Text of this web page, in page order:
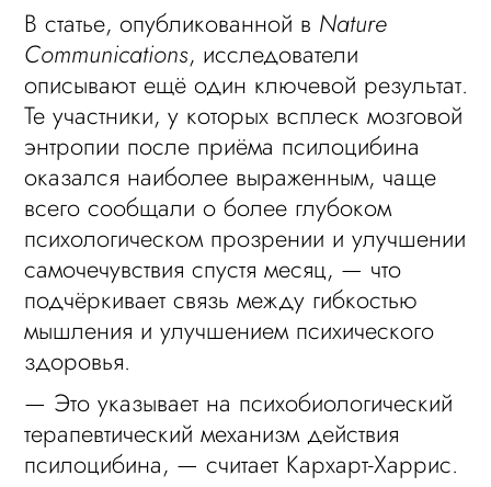
В статье, опубликованной в Nature
Communications, исследователи
описывают ещё один ключевой результат.
Те участники, у которых всплеск мозговой
энтропии после приёма псилоцибина
оказался наиболее выраженным, чаще
всего сообщали о более глубоком
психологическом прозрении и улучшении
самочечувствия спустя месяц, — что
подчёркивает связь между гибкостью
мышления и улучшением психического
здоровья.
— Это указывает на психобиологический
терапевтический механизм действия
псилоцибина, — считает Кархарт-Харрис.